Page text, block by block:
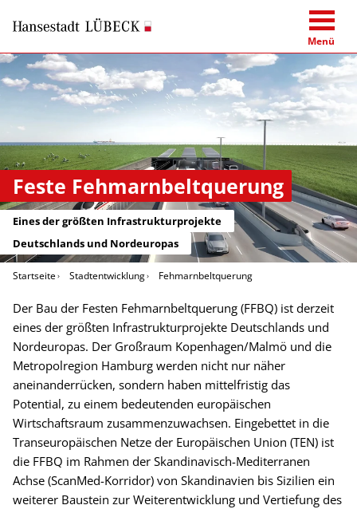
Menü
Feste Fehmarnbeltquerung
Eines der größten Infrastrukturprojekte
Deutschlands und Nordeuropas
Startseite Stadtentwicklung Fehmarnbeltquerung
Der Bau der Festen Fehmarnbeltquerung (FFBQ) ist derzeit
eines der größten Infrastrukturprojekte Deutschlands und
Nordeuropas. Der Großraum Kopenhagen/Malmö und die
Metropolregion Hamburg werden nicht nur näher
aneinanderrücken, sondern haben mittelfristig das
Potential, zu einem bedeutenden europäischen
Wirtschaftsraum zusammenzuwachsen. Eingebettet in die
Transeuropäischen Netze der Europäischen Union (TEN) ist
die FFBQ im Rahmen der Skandinavisch-Mediterranen
Achse (ScanMed-Korridor) von Skandinavien bis Sizilien ein
weiterer Baustein zur Weiterentwicklung und Vertiefung des